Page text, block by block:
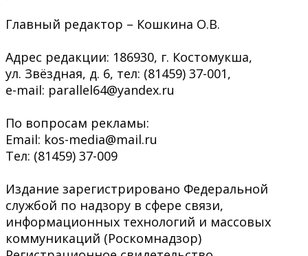
Главный редактор – Кошкина О.В.
Адрес редакции: 186930, г. Костомукша,
ул. Звёздная, д. 6, тел: (81459) 37-001,
e-mail: parallel64@yandex.ru
По вопросам рекламы:
Email: kos-media@mail.ru
Тел: (81459) 37-009
Издание зарегистрировано Федеральной
службой по надзору в сфере связи,
информационных технологий и массовых
коммуникаций (Роскомнадзор)